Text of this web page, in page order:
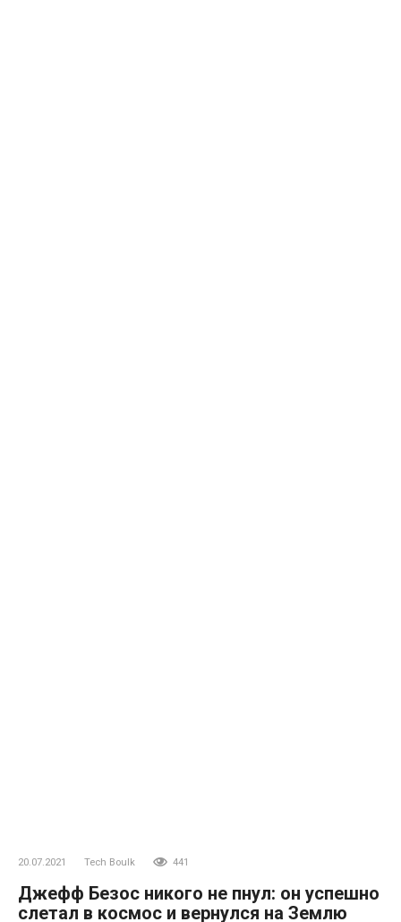
20.07.2021 Tech Boulk 441
Джефф Безос никого не пнул: он успешно
слетал в космос и вернулся на Землю